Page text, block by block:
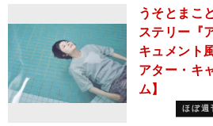
うそとまこ
ステリー『
キュメント
アター・キ
ム】
ほぼ週